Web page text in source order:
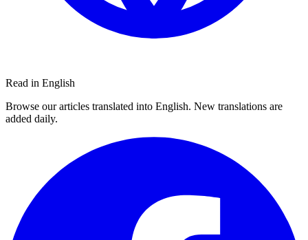
Read in English
Browse our articles translated into English. New translations are
added daily.